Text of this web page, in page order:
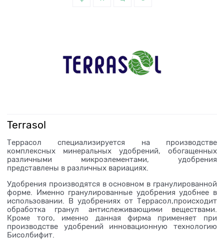
Terrasol
Террасол специализируется на производстве
комплексных минеральных удобрений, обогащенных
различными микроэлементами, удобрения
представлены в различных вариациях.
Удобрения производятся в основном в гранулированной
форме. Именно гранулированные удобрения удобнее в
использовании. В удобрениях от Террасол,происходит
обработка гранул антислеживающими веществами.
Кроме того, именно данная фирма применяет при
производстве удобрений инновационную технологию
Бисолбифит.